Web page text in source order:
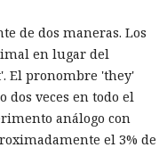
de dos maneras. Los
en lugar del
El pronombre 'they'
dos veces en todo el
análogo con
el 3% de